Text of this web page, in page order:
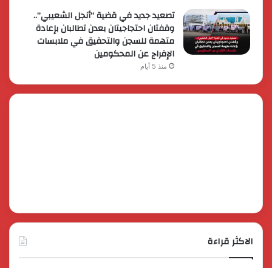
تصعيد جديد في قضية “أنجل الشعيبي”..
وقفتان احتجاجيتان بعدن تطالبان بإعادة
متهمة للسجن والتحقيق في ملابسات
الإفراج عن المحكومين
منذ 5 أيام
الاكثر قراءة